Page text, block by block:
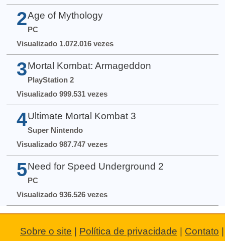
2 Age of Mythology
PC
Visualizado 1.072.016 vezes
3 Mortal Kombat: Armageddon
PlayStation 2
Visualizado 999.531 vezes
4 Ultimate Mortal Kombat 3
Super Nintendo
Visualizado 987.747 vezes
5 Need for Speed Underground 2
PC
Visualizado 936.526 vezes
Sobre o site | Política de privacidade | Contato |